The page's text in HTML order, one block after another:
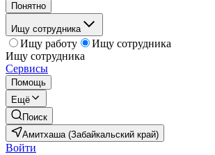
Понятно
Ищу сотрудника
Ищу работу
Ищу сотрудника
Ищу сотрудника
Сервисы
Помощь
Ещё
Поиск
Амитхаша (Забайкальский край)
Войти